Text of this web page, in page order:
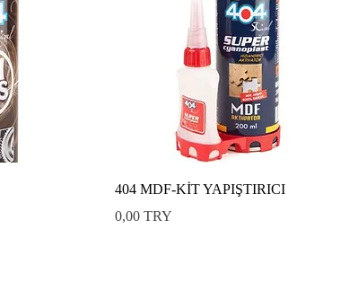
404 MDF-KİT YAPIŞTIRICI
Preis
0,00 TRY